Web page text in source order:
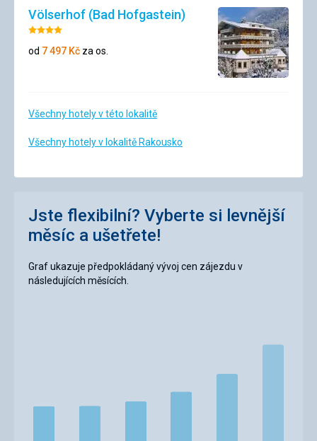
Völserhof (Bad Hofgastein)
Hodnocení:
4/5
od 7 497 Kč za os.
Všechny hotely v této lokalitě
Všechny hotely v lokalitě Rakousko
Jste flexibilní? Vyberte si levnější
měsíc a ušetřete!
Graf ukazuje předpokládaný vývoj cen zájezdu v
následujících měsících.